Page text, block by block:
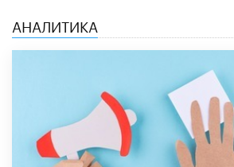
АНАЛИТИКА